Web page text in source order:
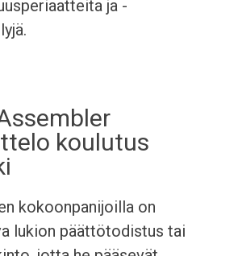
ja -
koulutus
kokoonpanijoilla on
lukion päättötodistus tai